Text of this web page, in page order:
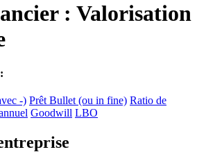
: Valorisation
-) Prêt Bullet (ou in fine) Ratio de
Goodwill LBO